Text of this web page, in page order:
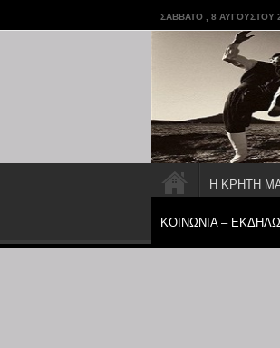
ΣΆΒΒΑΤΟ , 8 ΑΥΓΟΎΣΤΟΥ
Η ΚΡΗΤΗ
ΚΟΙΝΩΝΙΑ –